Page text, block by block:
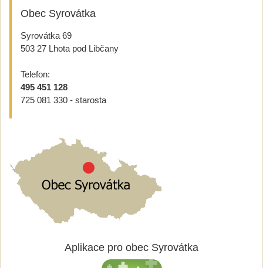
Obec Syrovátka
Syrovátka 69
503 27 Lhota pod Libčany
Telefon:
495 451 128
725 081 330 - starosta
Aplikace pro obec Syrovátka